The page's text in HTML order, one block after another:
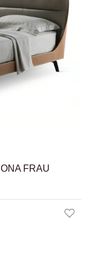
FRAU